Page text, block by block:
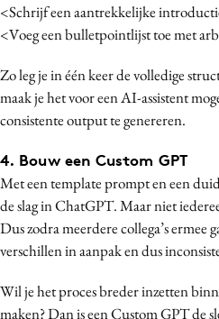
<Schrijf een aantrekkelijke
<Voeg een bulletpointlijst toe met
Zo leg je in één keer de volledige
maak je het voor een AI-assistent
consistente output te genereren.
4. Bouw een Custom GPT
Met een template prompt en een
de slag in ChatGPT. Maar niet
Dus zodra meerdere collega’s ermee
verschillen in aanpak en dus
Wil je het proces breder inzetten
maken? Dan is een Custom GPT de